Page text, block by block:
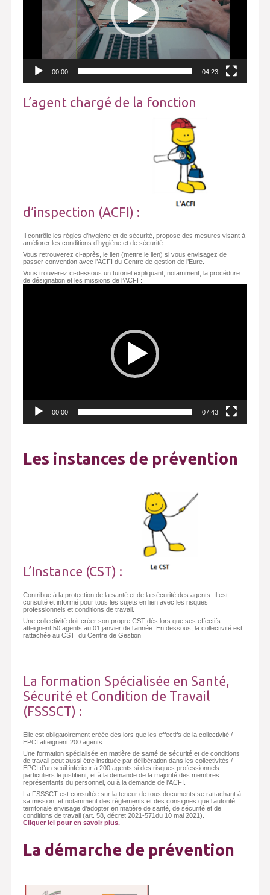
00:00 04:23
L’agent chargé de la fonction
d’inspection (ACFI) :
Il contrôle les règles d’hygiène et de sécurité, propose des mesures visant à
améliorer les conditions d’hygiène et de sécurité.
Vous retrouverez ci-après, le lien (mettre le lien) si vous envisagez de
passer convention avec l’ACFI du Centre de gestion de l’Eure.
Vous trouverez ci-dessous un tutoriel expliquant, notamment, la procédure
de désignation et les missions de l’ACFI :
00:00 07:43
Les instances de prévention
L’Instance (CST) :
Contribue à la protection de la santé et de la sécurité des agents. Il est
consulté et informé pour tous les sujets en lien avec les risques
professionnels et conditions de travail.
Une collectivité doit créer son propre CST dès lors que ses effectifs
atteignent 50 agents au 01 janvier de l’année. En dessous, la collectivité est
rattachée au CST du Centre de Gestion
La formation Spécialisée en Santé,
Sécurité et Condition de Travail
(FSSSCT) :
Elle est obligatoirement créée dès lors que les effectifs de la collectivité /
EPCI atteignent 200 agents.
Une formation spécialisée en matière de santé de sécurité et de conditions
de travail peut aussi être instituée par délibération dans les collectivités /
EPCI d’un seuil inférieur à 200 agents si des risques professionnels
particuliers le justifient, et à la demande de la majorité des membres
représentants du personnel, ou à la demande de l’ACFI.
La FSSSCT est consultée sur la teneur de tous documents se rattachant à
sa mission, et notamment des règlements et des consignes que l’autorité
territoriale envisage d’adopter en matière de santé, de sécurité et de
conditions de travail (art. 58, décret 2021-571du 10 mai 2021).
Cliquer ici pour en savoir plus.
La démarche de prévention